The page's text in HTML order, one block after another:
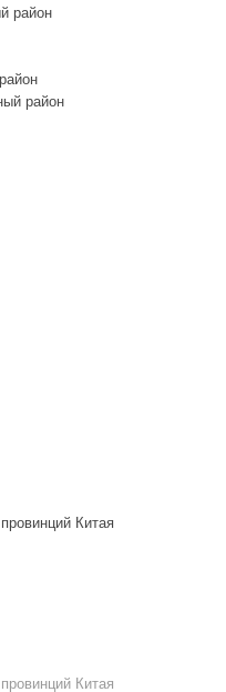
район
район
Китая
Китая